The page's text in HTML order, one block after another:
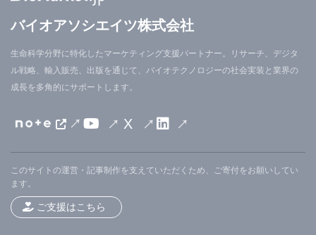
バイオアソシエイツ株式会社
生命科学分野に特化したマーケティング支援パートナー。リサーチ、デジタ
ル戦略、輸入販売、出版を通じて、バイオテクノロジーの社会実装と業界の
成長を多角的にサポートします。
X
このサイトの運営・記事制作を支えていただくため、ご寄付をお願いしてい
ます。
ご支援はこちら